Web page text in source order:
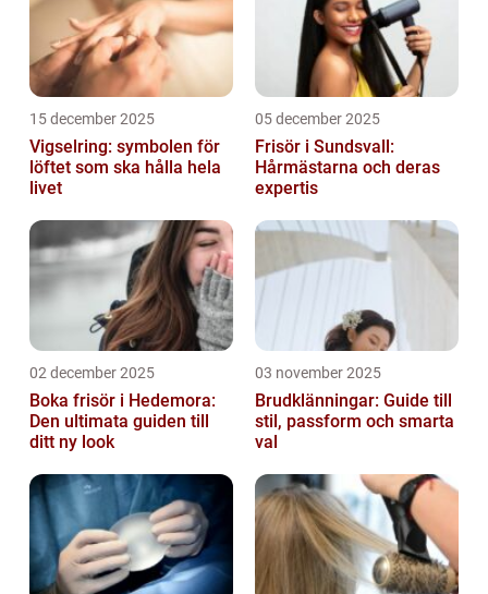
15 december 2025
Vigselring: symbolen för
löftet som ska hålla hela
livet
05 december 2025
Frisör i Sundsvall:
Hårmästarna och deras
expertis
02 december 2025
Boka frisör i Hedemora:
Den ultimata guiden till
ditt ny look
03 november 2025
Brudklänningar: Guide till
stil, passform och smarta
val